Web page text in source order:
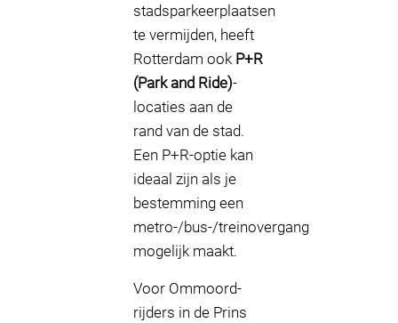
stadsparkeerplaatsen
te vermijden, heeft
Rotterdam ook P+R
(Park and Ride)-
locaties aan de
rand van de stad.
Een P+R-optie kan
ideaal zijn als je
bestemming een
metro-/bus-/treinovergang
mogelijk maakt.
Voor Ommoord-
rijders in de Prins